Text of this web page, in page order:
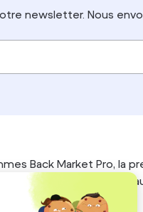
newsletter. Nous
Back Market Pro, la
une seconde vie